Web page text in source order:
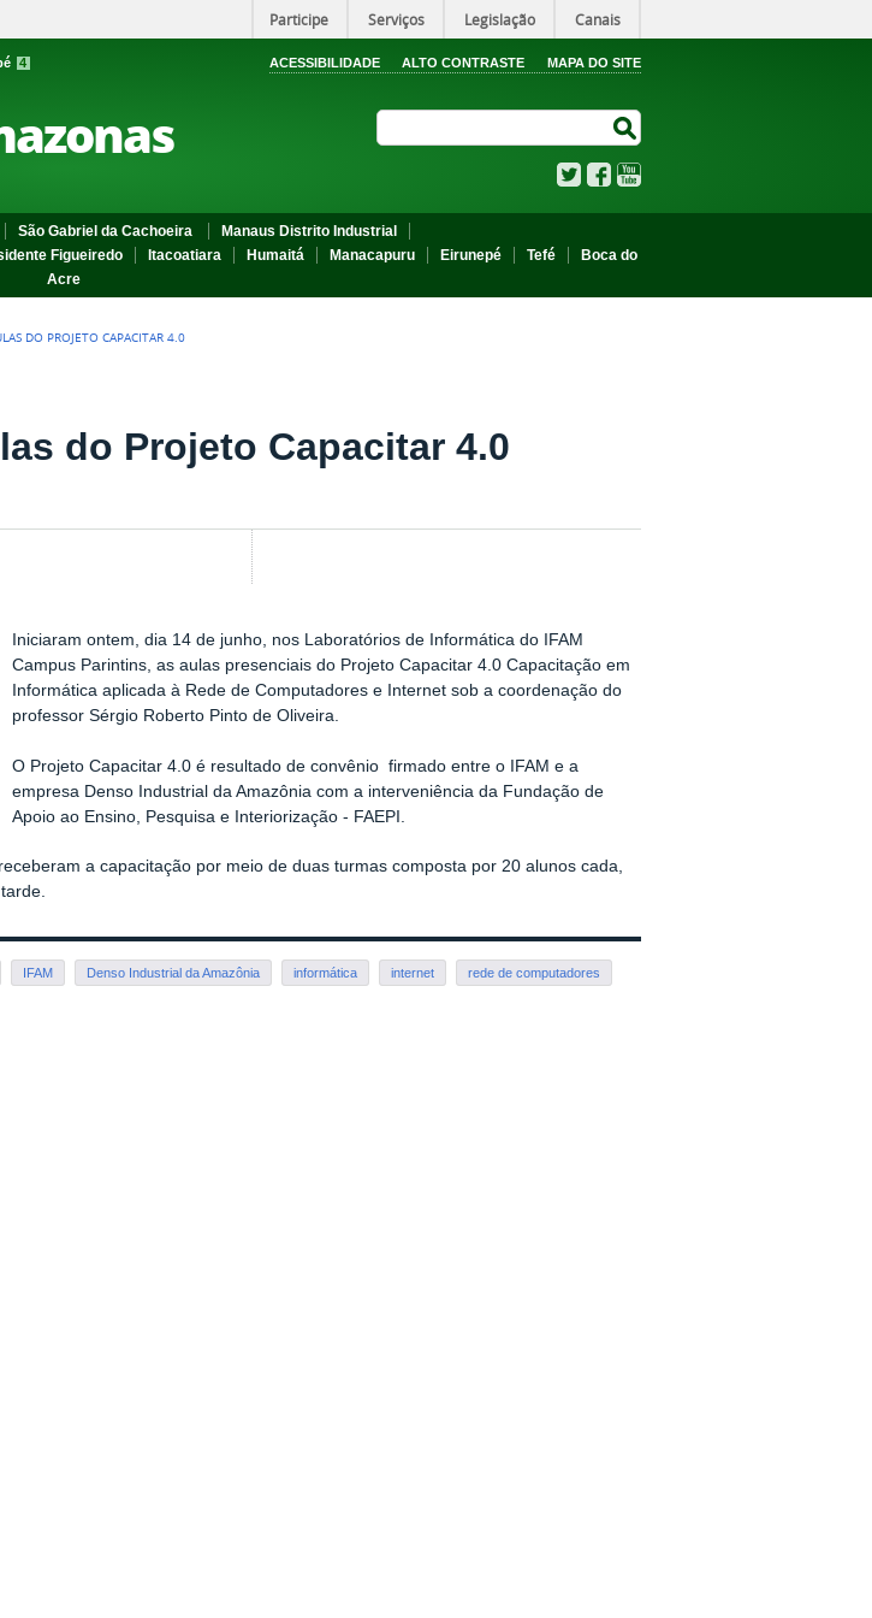
Participe Serviços Legislação Canais
4 ACESSIBILIDADE ALTO CONTRASTE MAPA DO SITE
TwitterFacebook
São Gabriel da Cachoeira
Manaus Distrito Industrial
Figueiredo Itacoatiara Humaitá Manacapuru Eirunepé Tefé
Boca do
Acre
DO PROJETO CAPACITAR 4.0
do Projeto Capacitar 4.0
Iniciaram ontem, dia 14 de junho, nos Laboratórios de Informática do IFAM
Campus Parintins, as aulas presenciais do Projeto Capacitar 4.0 Capacitação em
Informática aplicada à Rede de Computadores e Internet sob a coordenação do
professor Sérgio Roberto Pinto de Oliveira.
O Projeto Capacitar 4.0 é resultado de convênio firmado entre o IFAM e a
empresa Denso Industrial da Amazônia com a interveniência da Fundação de
Apoio ao Ensino, Pesquisa e Interiorização - FAEPI.
a capacitação por meio de duas turmas composta por 20 alunos cada,
IFAM Denso Industrial da Amazônia informática internet rede de computadores